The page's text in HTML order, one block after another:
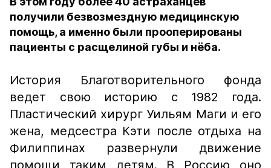
получили безвозмездную медицинскую
помощь, а именно были прооперированы
пациенты с расщелиной губы и нёба.
История Благотворительного фонда
ведет свою историю с 1982 года.
Пластический хирург Уильям Маги и его
жена, медсестра Кэти после отдыха на
Филиппинах развернули движение
помощи таким детям. В Россию оно